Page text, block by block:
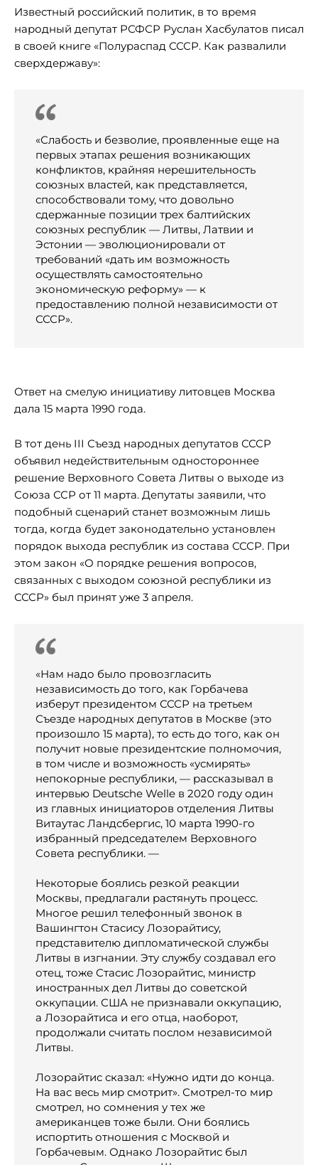
Известный российский политик, в то время
народный депутат РСФСР Руслан Хасбулатов писал
в своей книге «Полураспад СССР. Как развалили
сверхдержаву»:
«Слабость и безволие, проявленные еще на
первых этапах решения возникающих
конфликтов, крайняя нерешительность
союзных властей, как представляется,
способствовали тому, что довольно
сдержанные позиции трех балтийских
союзных республик — Литвы, Латвии и
Эстонии — эволюционировали от
требований «дать им возможность
осуществлять самостоятельно
экономическую реформу» — к
предоставлению полной независимости от
СССР».
Ответ на смелую инициативу литовцев Москва
дала 15 марта 1990 года.
В тот день III Съезд народных депутатов СССР
объявил недействительным одностороннее
решение Верховного Совета Литвы о выходе из
Союза ССР от 11 марта. Депутаты заявили, что
подобный сценарий станет возможным лишь
тогда, когда будет законодательно установлен
порядок выхода республик из состава СССР. При
этом закон «О порядке решения вопросов,
связанных с выходом союзной республики из
СССР» был принят уже 3 апреля.
«Нам надо было провозгласить
независимость до того, как Горбачева
изберут президентом СССР на третьем
Съезде народных депутатов в Москве (это
произошло 15 марта), то есть до того, как он
получит новые президентские полномочия,
в том числе и возможность «усмирять»
непокорные республики, — рассказывал в
интервью Deutsche Welle в 2020 году один
из главных инициаторов отделения Литвы
Витаутас Ландсбергис, 10 марта 1990-го
избранный председателем Верховного
Совета республики. —
Некоторые боялись резкой реакции
Москвы, предлагали растянуть процесс.
Многое решил телефонный звонок в
Вашингтон Стасису Лозорайтису,
представителю дипломатической службы
Литвы в изгнании. Эту службу создавал его
отец, тоже Стасис Лозорайтис, министр
иностранных дел Литвы до советской
оккупации. США не признавали оккупацию,
а Лозорайтиса и его отца, наоборот,
продолжали считать послом независимой
Литвы.
Лозорайтис сказал: «Нужно идти до конца.
На вас весь мир смотрит». Смотрел-то мир
смотрел, но сомнения у тех же
американцев тоже были. Они боялись
испортить отношения с Москвой и
Горбачевым. Однако Лозорайтис был